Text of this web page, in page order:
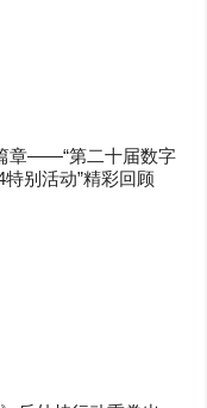
章——“第二十届数字
别活动”精彩回顾